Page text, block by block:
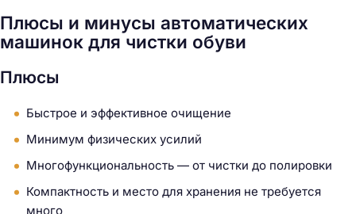
Плюсы и минусы автоматических
машинок для чистки обуви
Плюсы
Быстрое и эффективное очищение
Минимум физических усилий
Многофункциональность — от чистки до полировки
Компактность и место для хранения не требуется
много